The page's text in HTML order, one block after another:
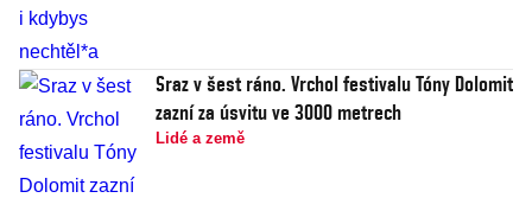
Sraz v šest ráno. Vrchol festivalu Tóny Dolomit
zazní za úsvitu ve 3000 metrech
Lidé a země